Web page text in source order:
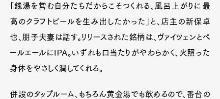
「銭湯を営む自分たちだからこそつくれる、風呂上がりに最
高のクラフトビールを生み出したかった」と、店主の新保卓
也、朋子夫妻は話す。リリースされた銘柄は、ヴァイツェンとペ
ールエールにIPA。いずれも口当たりがやわらかく、火照った
身体をやさしく潤してくれる。
併設のタップルーム、もちろん黄金湯でも飲めるので、番台の